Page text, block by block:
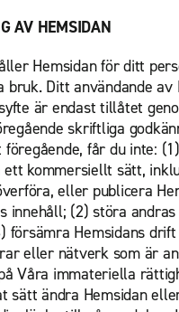
AV HEMSIDAN
Hemsidan för ditt
bruk. Ditt användande av
är endast tillåtet
skriftliga
föregående, får du inte:
ett kommersiellt sätt,
eller publicera
innehåll; (2) störa
försämra Hemsidans
eller nätverk som är
Våra immateriella
sätt ändra Hemsidan